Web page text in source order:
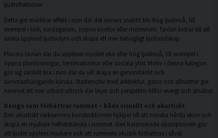
ljudreflektioner.
Detta ger märkbar effekt i rum där det annars snabbt blir hög ljudnivå, till
exempel i kök, vardagsrum, öppna kontor eller mötesrum. Tavlan bidrar till att
sänka upplevd ljudvolym och skapa ett mer behagligt ljudlandskap.
Placera tavlan där du upplever mycket eko eller hög ljudnivå, till exempel i
öppna planlösningar, hemmakontor eller sociala ytor. Motiv i denna kategori
gör sig särskilt bra i rum där du vill skapa en genomtänkt och
sammanhängande känsla. Stadsmotiv med arkitektur, gator och silhuetter ger
rummet ett mer urbant uttryck där linjer och perspektiv tillför energi och struktur.
Design som förbättrar rummet – både visuellt och akustiskt
Den akustiskt verksamma konstruktionen hjälper till att minska hårda ekon och
skapa en mjukare helhetskänsla i rummet. Den balanserade absorptionen gör
att ljudet upplevs mjukare och att rummets akustik förbättras i såväl